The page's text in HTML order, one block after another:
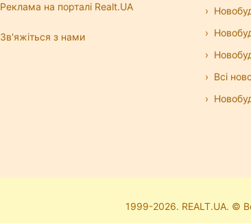
Реклама на порталі Realt.UA
Зв'яжіться з нами
Всі
1999-2026. REALT.UA. ©